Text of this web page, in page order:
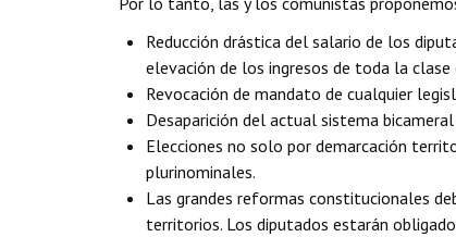
Reducción drástica del salario de los
elevación de los ingresos de toda la clase
Revocación de mandato de cualquier
Desaparición del actual sistema
Elecciones no solo por demarcación
plurinominales.
Las grandes reformas constitucionales
territorios. Los diputados estarán